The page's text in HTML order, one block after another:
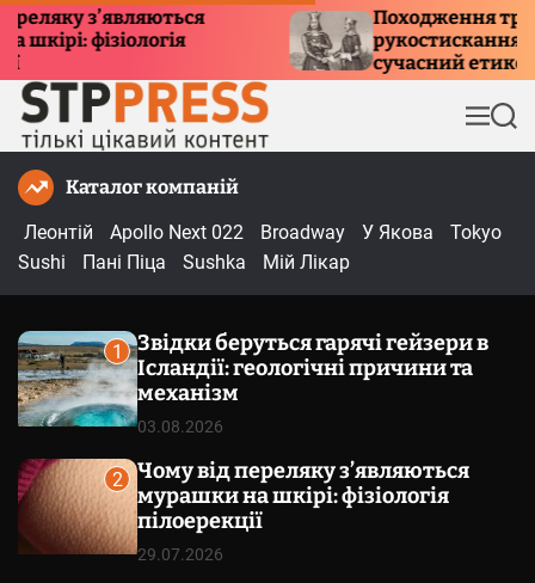
з’являються
фізіологія
Походження традиції
рукостискання:
сучасний етикет
М
е
П
о
Каталог компаній
Леонтій
Apollo Next 022 Broadway У Якова
Tokyo
Sushi
Пані Піца Sushka Мій Лікар
1
Звідки беруться гарячі гейзери в
Ісландії: геологічні причини та
механізм
03.08.2026
2
Чому від переляку з’являються
мурашки на шкірі: фізіологія
пілоерекції
29.07.2026